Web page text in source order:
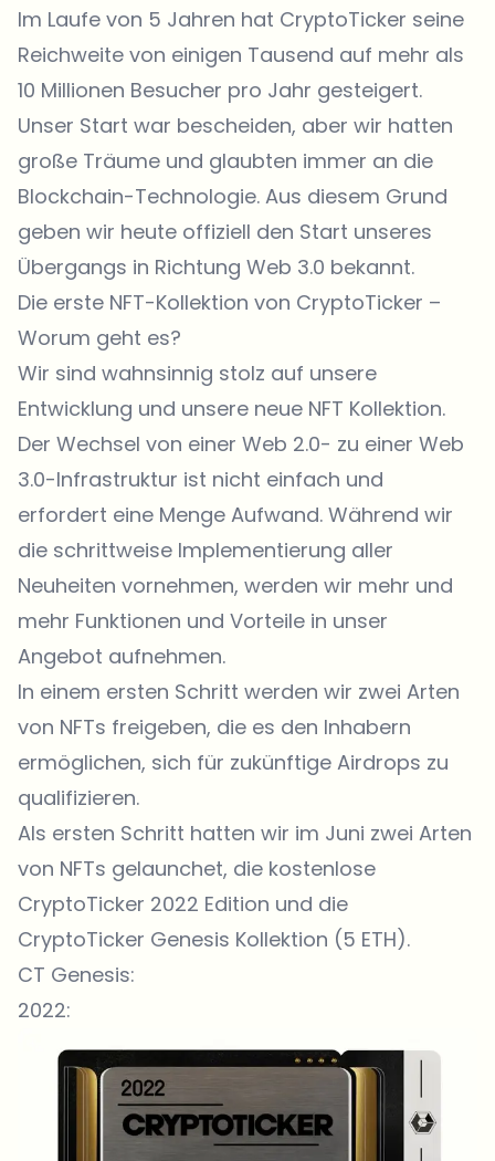
Im Laufe von 5 Jahren hat CryptoTicker seine
Reichweite von einigen Tausend auf mehr als
10 Millionen Besucher pro Jahr gesteigert.
Unser Start war bescheiden, aber wir hatten
große Träume und glaubten immer an die
Blockchain-Technologie. Aus diesem Grund
geben wir heute offiziell den Start unseres
Übergangs in Richtung Web 3.0 bekannt.
Die erste NFT-Kollektion von CryptoTicker –
Worum geht es?
Wir sind wahnsinnig stolz auf unsere
Entwicklung und unsere neue NFT Kollektion.
Der Wechsel von einer Web 2.0- zu einer Web
3.0-Infrastruktur ist nicht einfach und
erfordert eine Menge Aufwand. Während wir
die schrittweise Implementierung aller
Neuheiten vornehmen, werden wir mehr und
mehr Funktionen und Vorteile in unser
Angebot aufnehmen.
In einem ersten Schritt werden wir zwei Arten
von NFTs freigeben, die es den Inhabern
ermöglichen, sich für zukünftige Airdrops zu
qualifizieren.
Als ersten Schritt hatten wir im Juni zwei Arten
von NFTs gelaunchet, die kostenlose
CryptoTicker 2022 Edition und die
CryptoTicker Genesis Kollektion (5 ETH).
CT Genesis:
2022: